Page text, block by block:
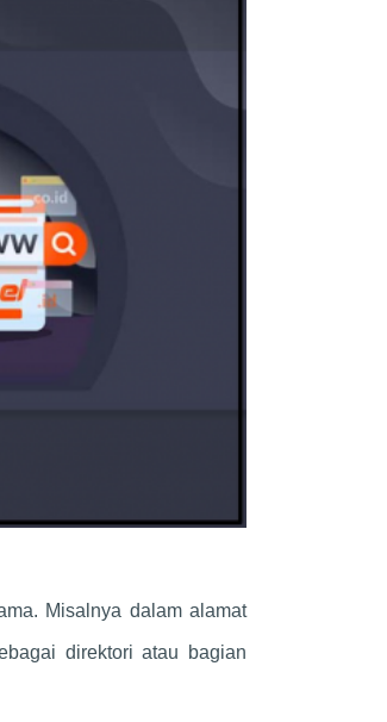
Misalnya dalam alamat
direktori atau bagian